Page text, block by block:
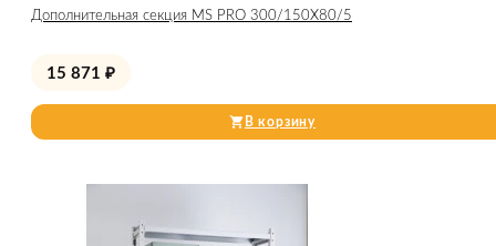
Дополнительная секция MS PRO 300/150X80/5
15 871 ₽
В корзину